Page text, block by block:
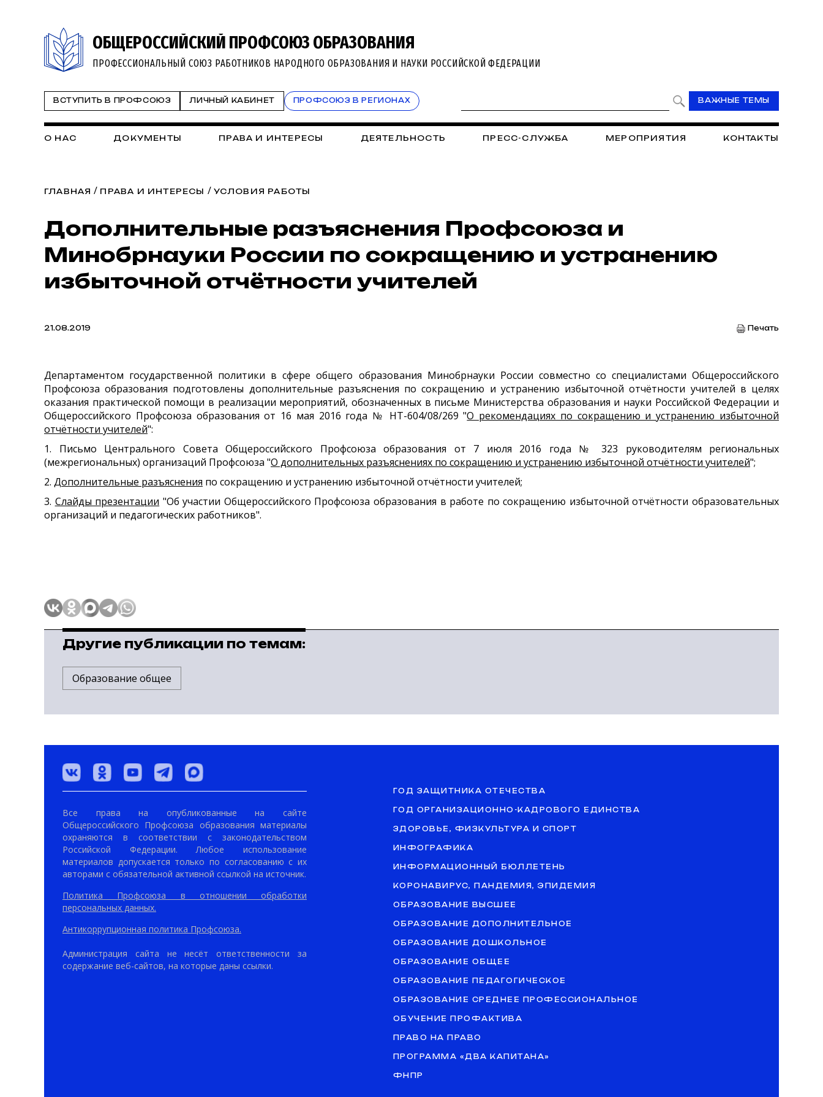
ОБЩЕРОССИЙСКИЙ ПРОФСОЮЗ ОБРАЗОВАНИЯ
ПРОФЕССИОНАЛЬНЫЙ СОЮЗ РАБОТНИКОВ НАРОДНОГО ОБРАЗОВАНИЯ И НАУКИ РОССИЙСКОЙ ФЕДЕРАЦИИ
ВСТУПИТЬ В ПРОФСОЮЗ ЛИЧНЫЙ КАБИНЕТ ПРОФСОЮЗ В РЕГИОНАХ ВАЖНЫЕ ТЕМЫ
О НАС ДОКУМЕНТЫ ПРАВА И ИНТЕРЕСЫ ДЕЯТЕЛЬНОСТЬ ПРЕСС-СЛУЖБА МЕРОПРИЯТИЯ КОНТАКТЫ
ГЛАВНАЯ / ПРАВА И ИНТЕРЕСЫ / УСЛОВИЯ РАБОТЫ
Дополнительные разъяснения Профсоюза и
Минобрнауки России по сокращению и устранению
избыточной отчётности учителей
21.08.2019 Печать
Департаментом государственной политики в сфере общего образования Минобрнауки России совместно со специалистами Общероссийского
Профсоюза образования подготовлены дополнительные разъяснения по сокращению и устранению избыточной отчётности учителей в целях
оказания практической помощи в реализации мероприятий, обозначенных в письме Министерства образования и науки Российской Федерации и
Общероссийского Профсоюза образования от 16 мая 2016 года № НТ-604/08/269 "О рекомендациях по сокращению и устранению избыточной
отчётности учителей":
1. Письмо Центрального Совета Общероссийского Профсоюза образования от 7 июля 2016 года № 323 руководителям региональных
(межрегиональных) организаций Профсоюза "О дополнительных разъяснениях по сокращению и устранению избыточной отчётности учителей";
2. Дополнительные разъяснения по сокращению и устранению избыточной отчётности учителей;
3. Слайды презентации "Об участии Общероссийского Профсоюза образования в работе по сокращению избыточной отчётности образовательных
организаций и педагогических работников".
Другие публикации по темам:
Образование общее
Все права на опубликованные на сайте
Общероссийского Профсоюза образования материалы
охраняются в соответствии с законодательством
Российской Федерации. Любое использование
материалов допускается только по согласованию с их
авторами с обязательной активной ссылкой на источник.
Политика Профсоюза в отношении обработки
персональных данных.
Антикоррупционная политика Профсоюза.
Администрация сайта не несёт ответственности за
содержание веб-сайтов, на которые даны ссылки.
ГОД ЗАЩИТНИКА ОТЕЧЕСТВА
ГОД ОРГАНИЗАЦИОННО-КАДРОВОГО ЕДИНСТВА
ЗДОРОВЬЕ, ФИЗКУЛЬТУРА И СПОРТ
ИНФОГРАФИКА
ИНФОРМАЦИОННЫЙ БЮЛЛЕТЕНЬ
КОРОНАВИРУС, ПАНДЕМИЯ, ЭПИДЕМИЯ
ОБРАЗОВАНИЕ ВЫСШЕЕ
ОБРАЗОВАНИЕ ДОПОЛНИТЕЛЬНОЕ
ОБРАЗОВАНИЕ ДОШКОЛЬНОЕ
ОБРАЗОВАНИЕ ОБЩЕЕ
ОБРАЗОВАНИЕ ПЕДАГОГИЧЕСКОЕ
ОБРАЗОВАНИЕ СРЕДНЕЕ ПРОФЕССИОНАЛЬНОЕ
ОБУЧЕНИЕ ПРОФАКТИВА
ПРАВО НА ПРАВО
ПРОГРАММА «ДВА КАПИТАНА»
ФНПР